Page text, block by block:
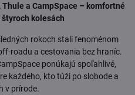
Thule a CampSpace – komfortné
kolesách
rokoch stali fenoménom
roadu a cestovania bez hraníc.
ponúkajú spoľahlivé,
každého, kto túži po slobode a
v prírode.